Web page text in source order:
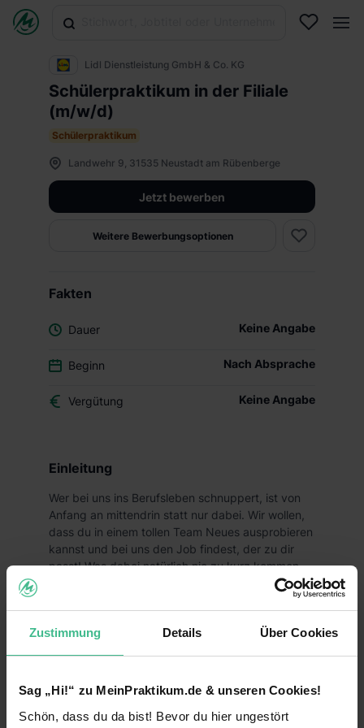
Zustimmung Details Über Cookies
Sag „Hi!“ zu MeinPraktikum.de & unseren Cookies!
Schön, dass du da bist! Bevor du hier ungestört
Lidl Dienstleistung GmbH & Co. KG
Schülerpraktikum in der Filiale
(m/w/d)
Schülerpraktikum
Landwehr 9, 31535 Neustadt am Rübenberge
Jetzt bewerben
Weitere Bewerbungsoptionen
Fakten
Dauer Keine Angabe
Beginn Nach Absprache
Vergütung Keine Angabe
Einleitung
Wer bei uns ins Berufsleben schnuppert, ist von
Anfang an mittendrin statt nur dabei. Wir wollen,
dass du in einem tollen Team Neues ausprobieren
kannst und bei uns den Job findest, der zu dir
passt! Was dabei natürlich nie zu kurz kommen
darf? Der Spaß und deine Zukunftsperspektiven!
Deine Aufgaben
Du suchst ein abwechslungsreiches Praktikum,
welches dir vielfältige Einblicke in den Handel
bist du bei uns genau richtig!
Als Praktikant bei Lidl erfährst du, warum wir